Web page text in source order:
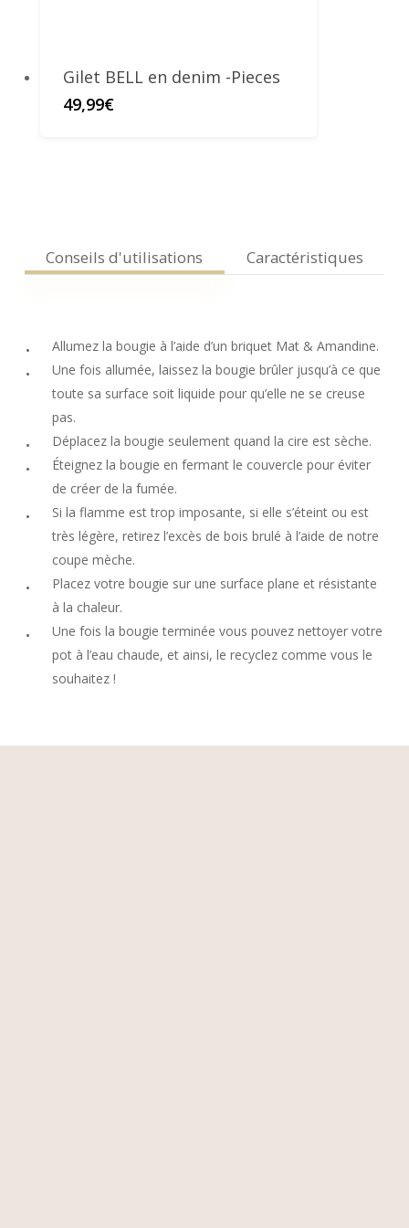
Gilet BELL en denim -Pieces
49,99€
Conseils d'utilisations Caractéristiques
Allumez la bougie à l’aide d’un briquet Mat & Amandine.
Une fois allumée, laissez la bougie brûler jusqu’à ce que
toute sa surface soit liquide pour qu’elle ne se creuse
pas.
Déplacez la bougie seulement quand la cire est sèche.
Éteignez la bougie en fermant le couvercle pour éviter
de créer de la fumée.
Si la flamme est trop imposante, si elle s’éteint ou est
très légère, retirez l’excès de bois brulé à l’aide de notre
coupe mèche.
Placez votre bougie sur une surface plane et résistante
à la chaleur.
Une fois la bougie terminée vous pouvez nettoyer votre
pot à l’eau chaude, et ainsi, le recyclez comme vous le
souhaitez !